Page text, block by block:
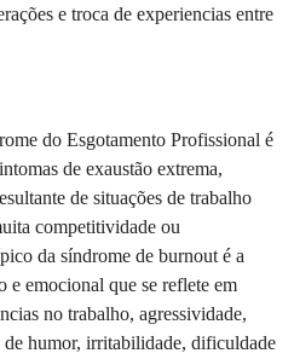
e troca de experiencias entre
do Esgotamento Profissional é
de exaustão extrema,
de situações de trabalho
competitividade ou
da síndrome de burnout é a
e emocional que se reflete em
no trabalho, agressividade,
de humor, irritabilidade, dificuldade